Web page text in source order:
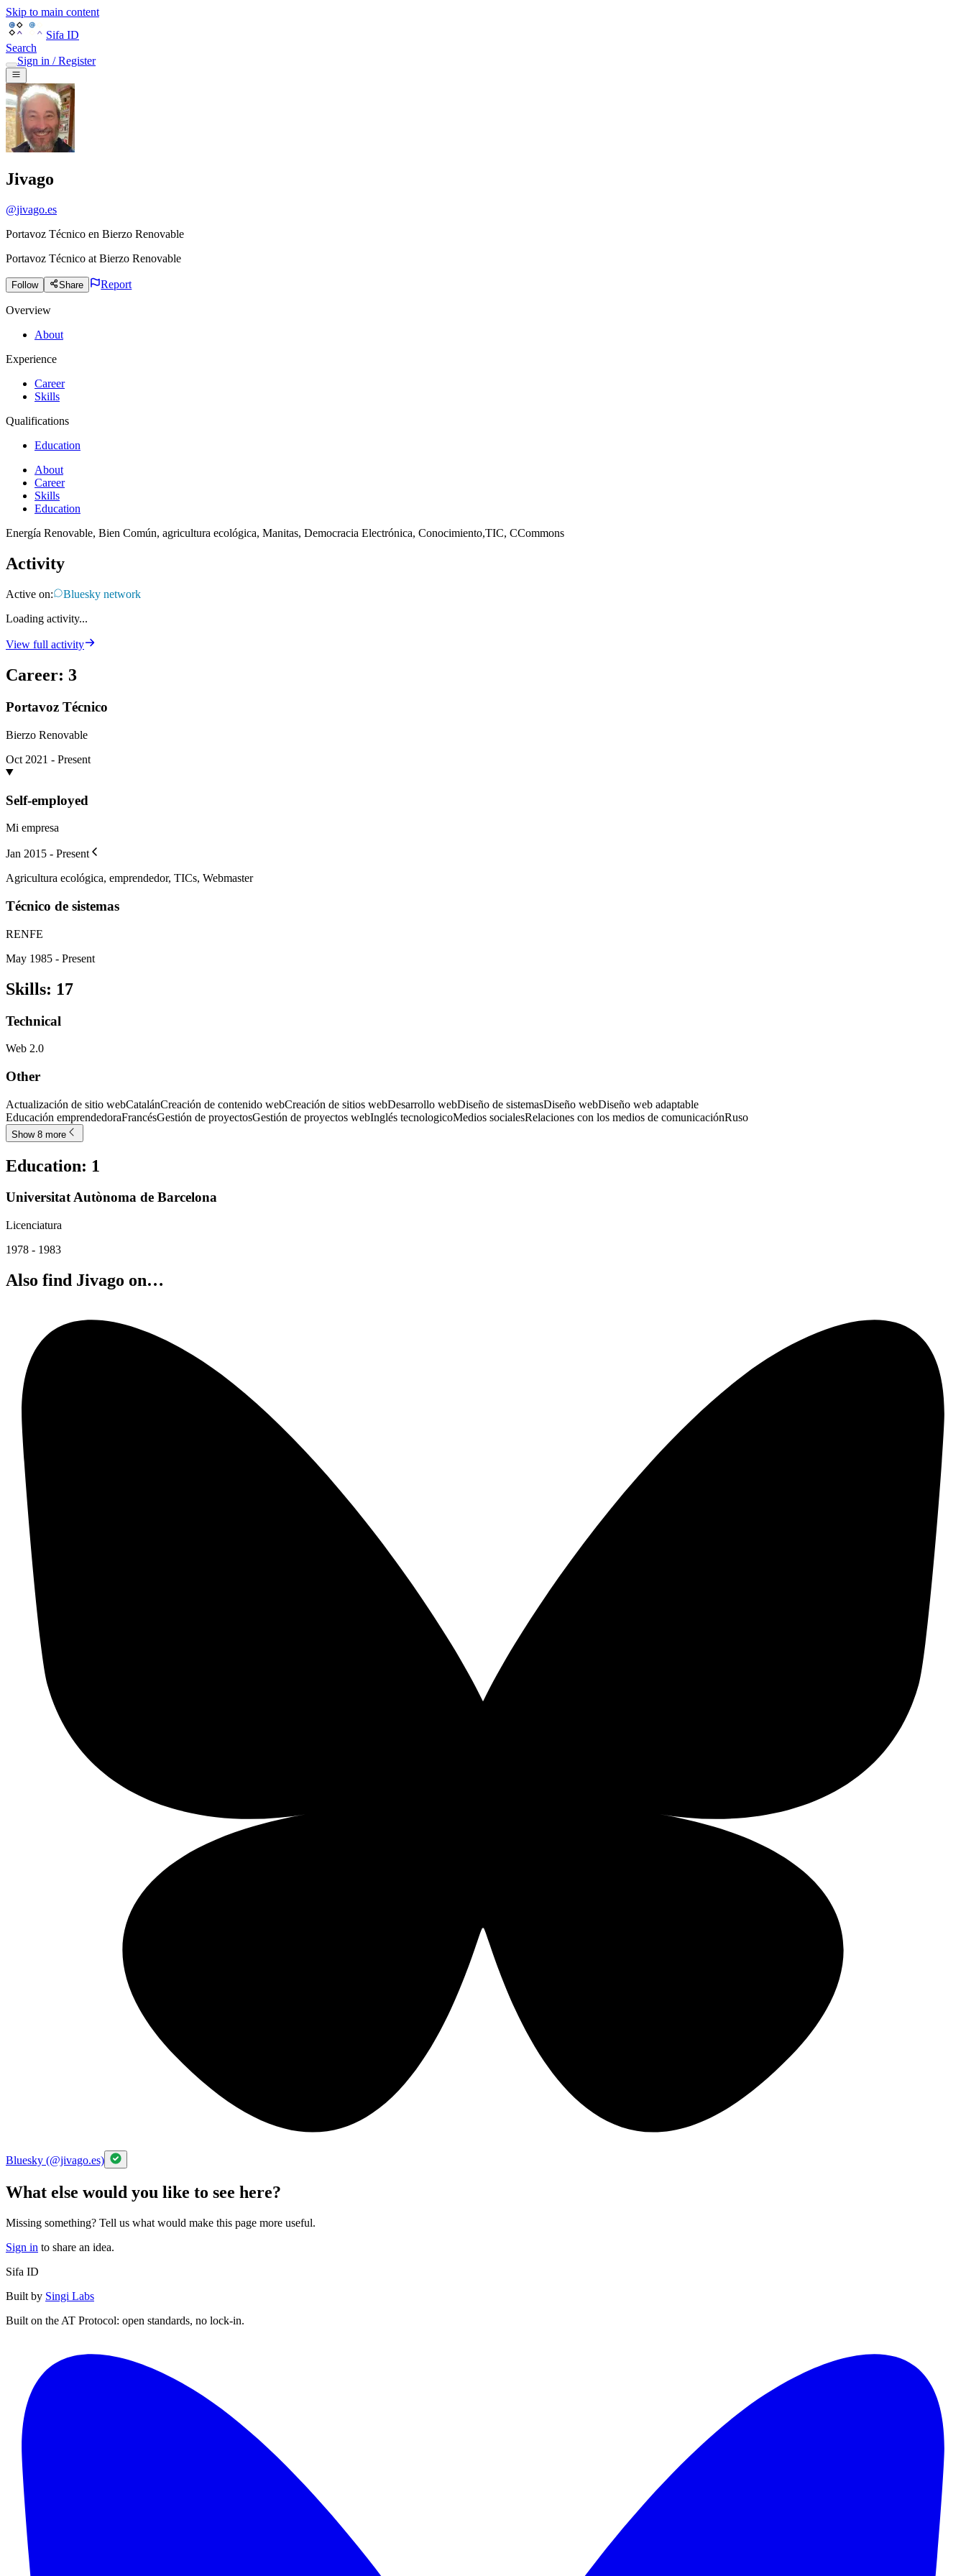
Skip to main content
Sifa ID
Search
Sign in / Register
Jivago
@jivago.es
Portavoz Técnico en Bierzo Renovable
Portavoz Técnico at Bierzo Renovable
Follow Share Report
Overview
About
Experience
Career
Skills
Qualifications
Education
About
Career
Skills
Education
Energía Renovable, Bien Común, agricultura ecológica, Manitas, Democracia Electrónica, Conocimiento,TIC, CCommons
Activity
Active on:
Bluesky network
Loading activity...
View full activity
Career: 3
Portavoz Técnico
Bierzo Renovable
Oct 2021 - Present
Self-employed
Mi empresa
Jan 2015 - Present
Agricultura ecológica, emprendedor, TICs, Webmaster
Técnico de sistemas
RENFE
May 1985 - Present
Skills: 17
Technical
Web 2.0
Other
Actualización de sitio webCatalánCreación de contenido webCreación de sitios webDesarrollo webDiseño de sistemasDiseño webDiseño web adaptable
Educación emprendedoraFrancésGestión de proyectosGestión de proyectos webInglés tecnologicoMedios socialesRelaciones con los medios de comunicaciónRuso
Show 8 more
Education: 1
Universitat Autònoma de Barcelona
Licenciatura
1978 - 1983
Also find Jivago on…
Bluesky (@jivago.es)
What else would you like to see here?
Missing something? Tell us what would make this page more useful.
Sign in to share an idea.
Sifa ID
Built by Singi Labs
Built on the AT Protocol: open standards, no lock-in.